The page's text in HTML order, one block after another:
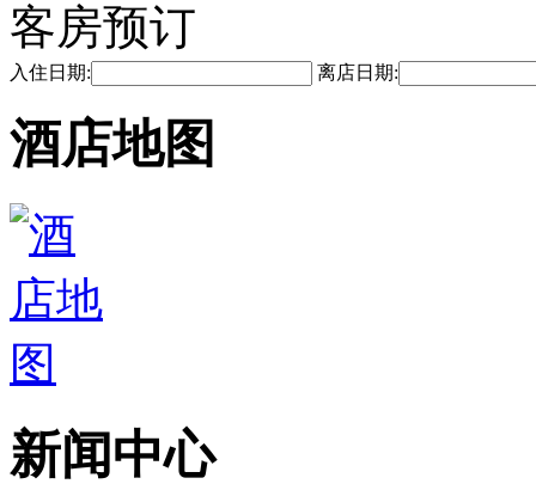
客房预订
入住日期: 离店日期:
酒店地图
新闻中心